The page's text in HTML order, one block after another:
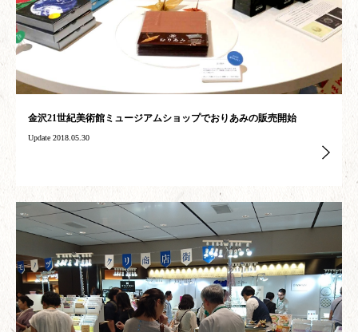
金沢21世紀美術館ミュージアムショップでおりあみの販売開始
Update 2018.05.30